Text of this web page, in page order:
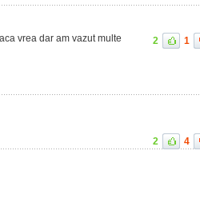
vrea dar am vazut multe
2 1
2
4